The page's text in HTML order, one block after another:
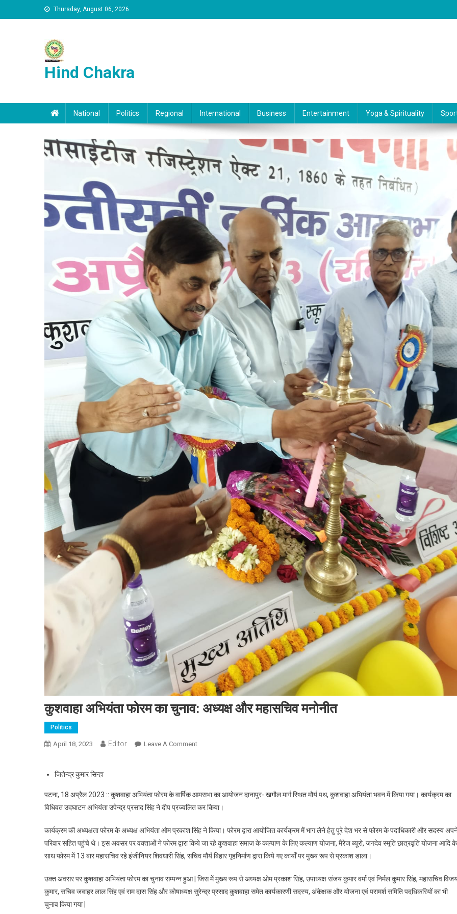
Skip to content Thursday, August 06, 2026
Hind Chakra
National Politics Regional International Business Entertainment Yoga & Spirituality
कुशवाहा अभियंता फोरम का चुनाव: अध्यक्ष और महासचिव मनोनीत
Politics
April 18, 2023 Editor Leave A Comment
जितेन्द्र कुमार सिन्हा
पटना, 18 अप्रैल 2023 :: कुशवाहा अभियंता फोरम के वार्षिक आमसभा का आयोजन दानापुर- खगौल मार्ग स्थित मौर्य पथ, कुशवाहा अभियंता भवन में किया गया। कार्यक्रम का
विधिवत उदघाटन अभियंता उपेन्द्र प्रसाद सिंह ने दीप प्रज्वलित कर किया।
कार्यक्रम की अध्यक्षता फोरम के अध्यक्ष अभियंता ओम प्रकाश सिंह ने किया। फोरम द्वारा आयोजित कार्यक्रम में भाग लेने हेतु पूरे देश भर से फोरम के पदाधिकारी और सदस्य
परिवार सहित पहुंचे थे। इस अवसर पर वक्ताओं ने फोरम द्वारा किये जा रहे कुशवाहा समाज के कल्याण के लिए कल्याण योजना, मैरेज ब्यूरो, जगदेव स्मृति छात्रवृति योजना आदि के
साथ फोरम में 13 बार महासचिव रहे इंजीनियर शिवधारी सिंह, सचिव मौर्य बिहार गृहनिर्माण द्वारा किये गए कार्यों पर मुख्य रूप से प्रकाश डाला।
उक्त अवसर पर कुशवाहा अभियंता फोरम का चुनाव सम्पन्न हुआ | जिस में मुख्य रूप से अध्यक्ष ओम प्रकाश सिंह, उपाध्यक्ष संजय कुमार वर्मा एवं निर्मल कुमार सिंह, महासचिव
कुमार, सचिव जवाहर लाल सिंह एवं राम दास सिंह और कोषाध्यक्ष सुरेन्द्र प्रसाद कुशवाहा समेत कार्यकारणी सदस्य, अंकेक्षक और योजना एवं परामर्श समिति पदधिकरियों का भी
चुनाव किया गया |